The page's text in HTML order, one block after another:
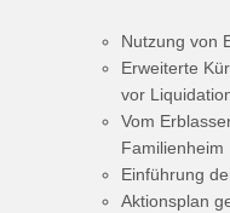
Nutzung von
Erweiterte
vor
Vom
Familienheim
Einführung
Aktionsplan